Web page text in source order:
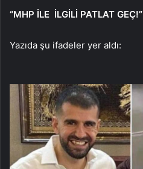
“MHP İLE İLGİLİ PATLAT GEÇ!”
Yazıda şu ifadeler yer aldı: